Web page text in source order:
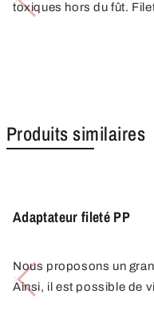
toxiques hors du fût.
retour avec raccord 1/
En assurant une
rendent le
Produits similaires
Adaptateur fileté PP
Nous proposons un
Ainsi, il est possible de
manière solide sur